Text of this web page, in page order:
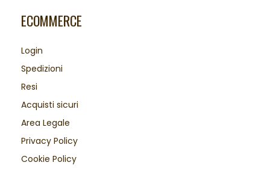
ECOMMERCE
Login
Spedizioni
Resi
Acquisti sicuri
Area Legale
Privacy Policy
Cookie Policy